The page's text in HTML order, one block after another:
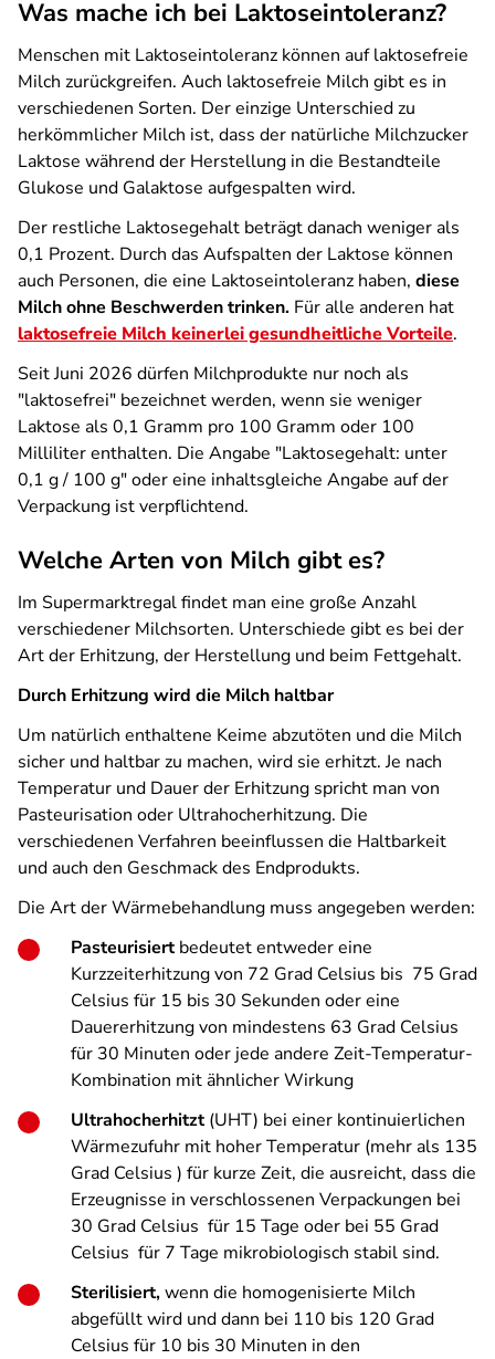
Was mache ich bei Laktoseintoleranz?
Menschen mit Laktoseintoleranz können auf laktosefreie
Milch zurückgreifen. Auch laktosefreie Milch gibt es in
verschiedenen Sorten. Der einzige Unterschied zu
herkömmlicher Milch ist, dass der natürliche Milchzucker
Laktose während der Herstellung in die Bestandteile
Glukose und Galaktose aufgespalten wird.
Der restliche Laktosegehalt beträgt danach weniger als
0,1 Prozent. Durch das Aufspalten der Laktose können
auch Personen, die eine Laktoseintoleranz haben, diese
Milch ohne Beschwerden trinken. Für alle anderen hat
laktosefreie Milch keinerlei gesundheitliche Vorteile.
Seit Juni 2026 dürfen Milchprodukte nur noch als
"laktosefrei" bezeichnet werden, wenn sie weniger
Laktose als 0,1 Gramm pro 100 Gramm oder 100
Milliliter enthalten. Die Angabe "Laktosegehalt: unter
0,1 g / 100 g" oder eine inhaltsgleiche Angabe auf der
Verpackung ist verpflichtend.
Welche Arten von Milch gibt es?
Im Supermarktregal findet man eine große Anzahl
verschiedener Milchsorten. Unterschiede gibt es bei der
Art der Erhitzung, der Herstellung und beim Fettgehalt.
Durch Erhitzung wird die Milch haltbar
Um natürlich enthaltene Keime abzutöten und die Milch
sicher und haltbar zu machen, wird sie erhitzt. Je nach
Temperatur und Dauer der Erhitzung spricht man von
Pasteurisation oder Ultrahocherhitzung. Die
verschiedenen Verfahren beeinflussen die Haltbarkeit
und auch den Geschmack des Endprodukts.
Die Art der Wärmebehandlung muss angegeben werden:
Pasteurisiertbedeutet entweder eine
Kurzzeiterhitzung von 72 Grad Celsius bis 75 Grad
Celsius für 15 bis 30 Sekunden oder eine
Dauererhitzung von mindestens 63 Grad Celsius
für 30 Minuten oder jede andere Zeit-Temperatur-
Kombination mit ähnlicher Wirkung
Ultrahocherhitzt(UHT) bei einer kontinuierlichen
Wärmezufuhr mit hoher Temperatur (mehr als 135
Grad Celsius ) für kurze Zeit, die ausreicht, dass die
Erzeugnisse in verschlossenen Verpackungen bei
30 Grad Celsius für 15 Tage oder bei 55 Grad
Celsius für 7 Tage mikrobiologisch stabil sind.
Sterilisiert,wenn die homogenisierte Milch
abgefüllt wird und dann bei 110 bis 120 Grad
Celsius für 10 bis 30 Minuten in den